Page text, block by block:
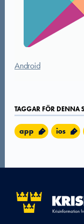
Android
TAGGAR FÖR DENNA
app ios